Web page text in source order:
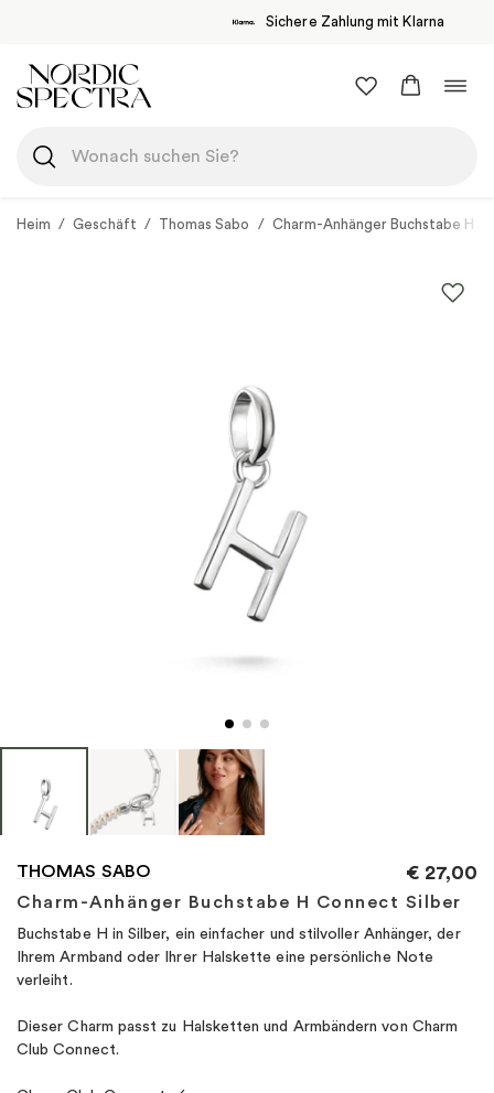
Sichere Zahlung mit Klarna
Inhalt
springen
Heim / Geschäft / Thomas Sabo / Charm-Anhänger Buchstabe H
THOMAS SABO
Charm-Anhänger Buchstabe H Connect Silber
€ 27,00
Buchstabe H in Silber, ein einfacher und stilvoller Anhänger, der
Ihrem Armband oder Ihrer Halskette eine persönliche Note
verleiht.
Dieser Charm passt zu Halsketten und Armbändern von Charm
Club Connect.